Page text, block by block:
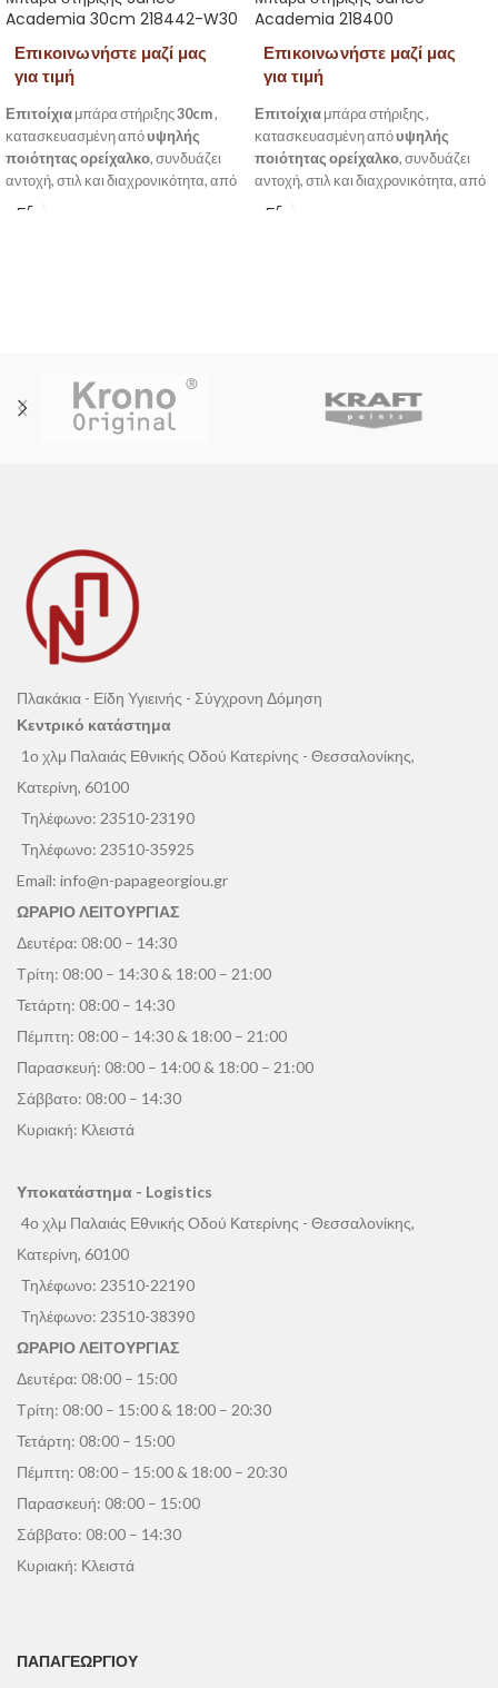
Academia 30cm 218442-W30
Επικοινωνήστε μαζί μας
για τιμή
Επιτοίχια μπάρα στήριξης30cm,
κατασκευασμένη απόυψηλής
ποιότητας ορείχαλκο, συνδυάζει
αντοχή, στιλ και διαχρονικότητα, από
την σειρά Academia της Sanco.
Academia 218400
Επικοινωνήστε μαζί μας
για τιμή
Επιτοίχια μπάρα στήριξης,
κατασκευασμένη απόυψηλής
ποιότητας ορείχαλκο, συνδυάζει
αντοχή, στιλ και διαχρονικότητα, από
την σειρά Academia της Sanco.
Πλακάκια - Είδη Υγιεινής - Σύγχρονη Δόμηση
Κεντρικό κατάστημα
1ο χλμ Παλαιάς Εθνικής Οδού Κατερίνης - Θεσσαλονίκης,
Κατερίνη, 60100
Τηλέφωνο: 23510-23190
Τηλέφωνο: 23510-35925
Email: info@n-papageorgiou.gr
ΩΡΑΡΙΟ ΛΕΙΤΟΥΡΓΙΑΣ
Δευτέρα: 08:00 – 14:30
Τρίτη: 08:00 – 14:30 & 18:00 – 21:00
Τετάρτη: 08:00 – 14:30
Πέμπτη: 08:00 – 14:30 & 18:00 – 21:00
Παρασκευή: 08:00 – 14:00 & 18:00 – 21:00
Σάββατο: 08:00 – 14:30
Κυριακή: Κλειστά
Υποκατάστημα - Logistics
4ο χλμ Παλαιάς Εθνικής Οδού Κατερίνης - Θεσσαλονίκης,
Κατερίνη, 60100
Τηλέφωνο: 23510-22190
Τηλέφωνο: 23510-38390
ΩΡΑΡΙΟ ΛΕΙΤΟΥΡΓΙΑΣ
Δευτέρα: 08:00 – 15:00
Τρίτη: 08:00 – 15:00 & 18:00 – 20:30
Τετάρτη: 08:00 – 15:00
Πέμπτη: 08:00 – 15:00 & 18:00 – 20:30
Παρασκευή: 08:00 – 15:00
Σάββατο: 08:00 – 14:30
Κυριακή: Κλειστά
ΠΑΠΑΓΕΩΡΓΊΟΥ